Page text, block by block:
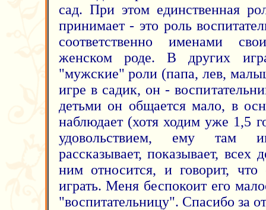
сад. При этом единственная
принимает - это роль
соответственно именами
женском роде. В других
"мужские" роли (папа, лев,
игре в садик, он -
детьми он общается мало, в
наблюдает (хотя ходим уже 1,5
удовольствием, ему там
рассказывает, показывает, всех
ним относится, и говорит,
играть. Меня беспокоит его
"воспитательницу". Спасибо за